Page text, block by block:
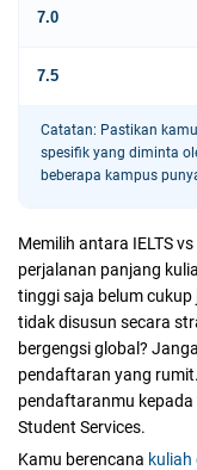
7.0
7.5
Catatan: Pastikan
spesifik yang diminta
beberapa kampus
Memilih antara IELTS
perjalanan panjang
tinggi saja belum
tidak disusun secara
bergengsi global?
pendaftaran yang
pendaftaranmu kepada
Student Services.
Kamu berencana kuliah